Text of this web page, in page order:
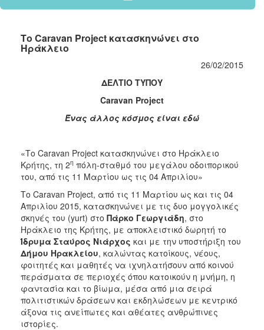
2021
2017
2015
2012
2011
ΔΗΜΟΣ
ΠΟΛΙΤΙΣΜΟΣ
ΑΝΘΕΚΤΙΚΗ
ΠΟΛΗ
Το Caravan Project κατασκηνώνει στο
Ηράκλειο
26/02/2015
ΔΕΛΤΙΟ ΤΥΠΟΥ
Caravan Project
Ένας άλλος κόσμος είναι εδώ
«Το Caravan Project κατασκηνώνει στο Ηράκλειο
Κρήτης, τη 2η πόλη-σταθμό του μεγάλου οδοιπορικού
του, από τις 11 Μαρτίου ως τις 04 Απριλίου»
Το Caravan Project, από τις 11 Μαρτίου ως και τις 04
Απριλίου 2015, κατασκηνώνει με τις δυο μογγολικές
σκηνές του (yurt) στο Πάρκο Γεωργιάδη, στο
Ηράκλειο της Κρήτης, με αποκλειστικό δωρητή το
Ίδρυμα Σταύρος Νιάρχος και με την υποστήριξη του
Δήμου Ηρακλείου, καλώντας κατοίκους, νέους,
φοιτητές και μαθητές να ιχνηλατήσουν από κοινού
περάσματα σε περιοχές όπου κατοικούν η μνήμη, η
φαντασία και το βίωμα, μέσα από μια σειρά
πολιτιστικών δράσεων και εκδηλώσεων με κεντρικό
άξονα τις ανείπωτες και αθέατες ανθρώπινες
ιστορίες.